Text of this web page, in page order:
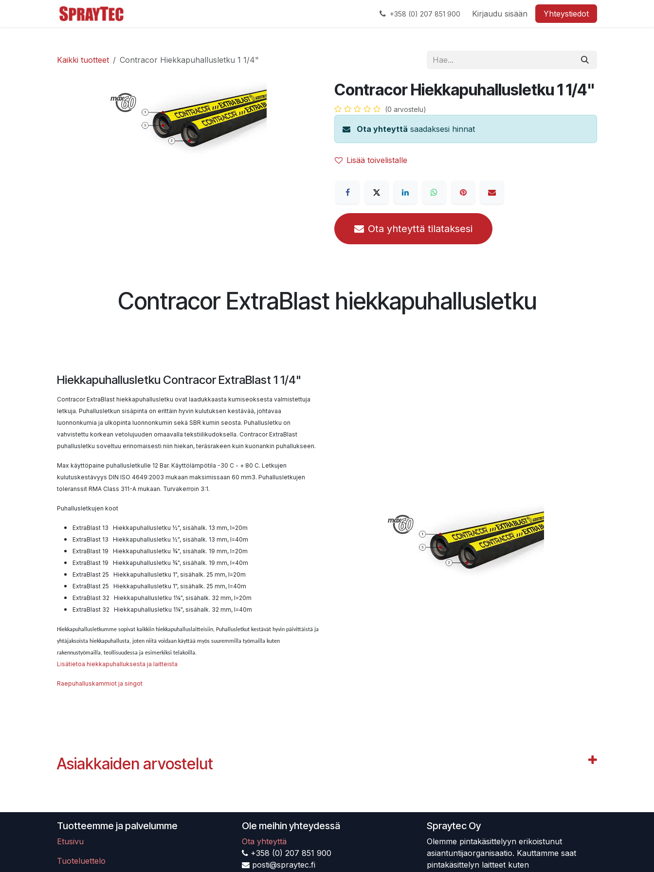
+358 (0) 207 851 900 Kirjaudu sisään Yhteystiedot
Kaikki tuotteet Contracor Hiekkapuhallusletku 1 1/4"
Contracor Hiekkapuhallusletku 1 1/4"
(0 arvostelu)
Ota yhteyttä saadaksesi hinnat
Lisää toivelistalle
Ota yhteyttä tilataksesi
Contracor ExtraBlast hiekkapuhallusletku
Hiekkapuhallusletku Contracor ExtraBlast 1 1/4"
Contracor ExtraBlast hiekkapuhallusletku ovat laadukkaasta kumiseoksesta valmistettuja
letkuja. Puhallusletkun sisäpinta on erittäin hyvin kulutuksen kestävää, johtavaa
luonnonkumia ja ulkopinta luonnonkumin sekä SBR kumin seosta. Puhallusletku on
vahvistettu korkean vetolujuuden omaavalla tekstiilikudoksella. Contracor ExtraBlast
puhallusletku soveltuu erinomaisesti niin hiekan, teräsrakeen kuin kuonankin puhallukseen.
Max käyttöpaine puhallusletkulle 12 Bar. Käyttölämpötila -30 C - + 80 C. Letkujen
kulutuskestävyys DIN ISO 4649:2003 mukaan maksimissaan 60 mm3. Puhallusletkujen
toleranssit RMA Class 311-A mukaan. Turvakerroin 3:1.
Puhallusletkujen koot
ExtraBlast 13 Hiekkapuhallusletku ½", sisähalk. 13 mm, l=20m
ExtraBlast 13 Hiekkapuhallusletku ½", sisähalk. 13 mm, l=40m
ExtraBlast 19 Hiekkapuhallusletku ¾", sisähalk. 19 mm, l=20m
ExtraBlast 19 Hiekkapuhallusletku ¾", sisähalk. 19 mm, l=40m
ExtraBlast 25 Hiekkapuhallusletku 1", sisähalk. 25 mm, l=20m
ExtraBlast 25 Hiekkapuhallusletku 1", sisähalk. 25 mm, l=40m
ExtraBlast 32 Hiekkapuhallusletku 1¼", sisähalk. 32 mm, l=20m
ExtraBlast 32 Hiekkapuhallusletku 1¼", sisähalk. 32 mm, l=40m
Hiekkapuhallusletkumme sopivat kaikkiin hiekkapuhalluslaitteisiin, Puhallusletkut kestävät hyvin päivittäistä ja
yhtäjaksoista hiekkapuhallusta, joten niitä voidaan käyttää myös suuremmilla työmailla kuten
rakennustyömailla, teollisuudessa ja esimerkiksi telakoilla.
Lisätietoa hiekkapuhalluksesta ja laitteista
Raepuhalluskammiot ja singot
Asiakkaiden arvostelut
Tuotteemme ja palvelumme
Etusivu
Tuoteluettelo
Ole meihin yhteydessä
Ota yhteyttä
+358 (0) 207 851 900
posti@spraytec.fi
Spraytec Oy
Olemme pintakäsittelyyn erikoistunut
asiantuntijaorganisaatio. Kauttamme saat
pintakäsittelyn laitteet kuten